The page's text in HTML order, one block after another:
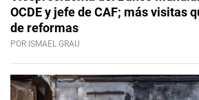
OCDE y jefe de CAF; más visitas
de reformas
POR ISMAEL GRAU